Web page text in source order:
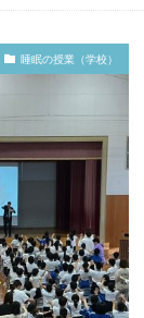
睡眠の授業（学校）